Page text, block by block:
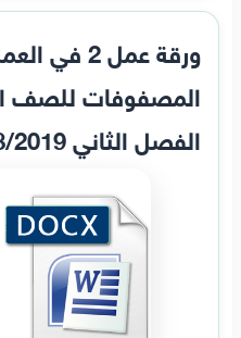
ورقة عمل 2
المصفوفات للصف
الفصل الثاني 2018/2019